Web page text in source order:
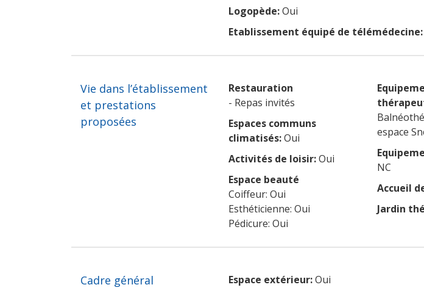
Logopède:Oui
Etablissement équipé de télémédecine:
Vie dans l’établissement
et prestations
proposées
Restauration
- Repas invités
Espaces communs
climatisés:Oui
Activités de loisir:Oui
Espace beauté
Coiffeur: Oui
Esthéticienne: Oui
Pédicure: Oui
espace
NC
Accueil
Jardin
Cadre général Espace extérieur:Oui